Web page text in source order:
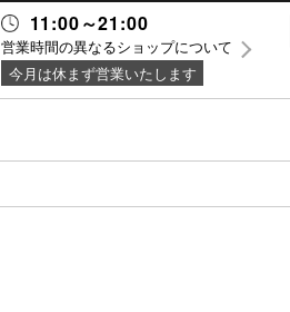
11:00～21:00
営業時間の異なるショップについて
今月は休まず営業いたします